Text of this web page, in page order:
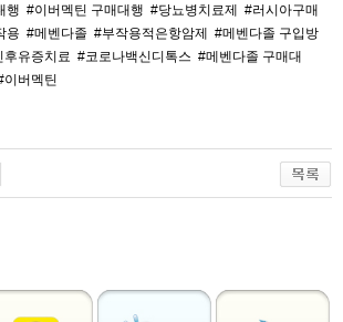
행 #이버멕틴 구매대행 #당뇨병치료제 #러시아구매
용 #메벤다졸 #부작용적은항암제 #메벤다졸 구입방
후유증치료 #코로나백신디톡스 #메벤다졸 구매대
이버멕틴